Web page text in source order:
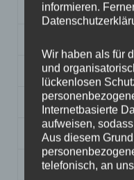
Hinweis
Mittellochbohrung
Nabenbohrung
PCD
Traglast
informieren.
Wir haben als für
und
lückenlosen
Internetbasierte
aufweisen,
Aus diesem
telefonisch, an